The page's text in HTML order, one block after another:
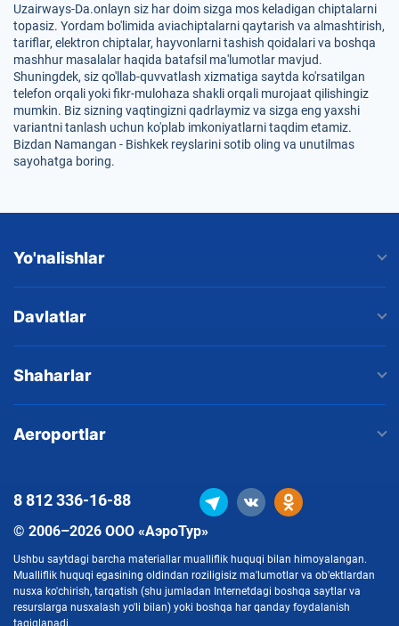
Uzairways-Da.onlayn siz har doim sizga mos keladigan chiptalarni
topasiz. Yordam bo'limida aviachiptalarni qaytarish va almashtirish,
tariflar, elektron chiptalar, hayvonlarni tashish qoidalari va boshqa
mashhur masalalar haqida batafsil ma'lumotlar mavjud.
Shuningdek, siz qo'llab-quvvatlash xizmatiga saytda ko'rsatilgan
telefon orqali yoki fikr-mulohaza shakli orqali murojaat qilishingiz
mumkin. Biz sizning vaqtingizni qadrlaymiz va sizga eng yaxshi
variantni tanlash uchun ko'plab imkoniyatlarni taqdim etamiz.
Bizdan Namangan - Bishkek reyslarini sotib oling va unutilmas
sayohatga boring.
Yo'nalishlar
Davlatlar
Shaharlar
Aeroportlar
© 2006–2026 ООО «АэроТур»
Ushbu saytdagi barcha materiallar mualliflik huquqi bilan himoyalangan.
Mualliflik huquqi egasining oldindan roziligisiz ma'lumotlar va ob'ektlardan
nusxa ko'chirish, tarqatish (shu jumladan Internetdagi boshqa saytlar va
resurslarga nusxalash yo'li bilan) yoki boshqa har qanday foydalanish
taqiqlanadi.
8 812336-16-88